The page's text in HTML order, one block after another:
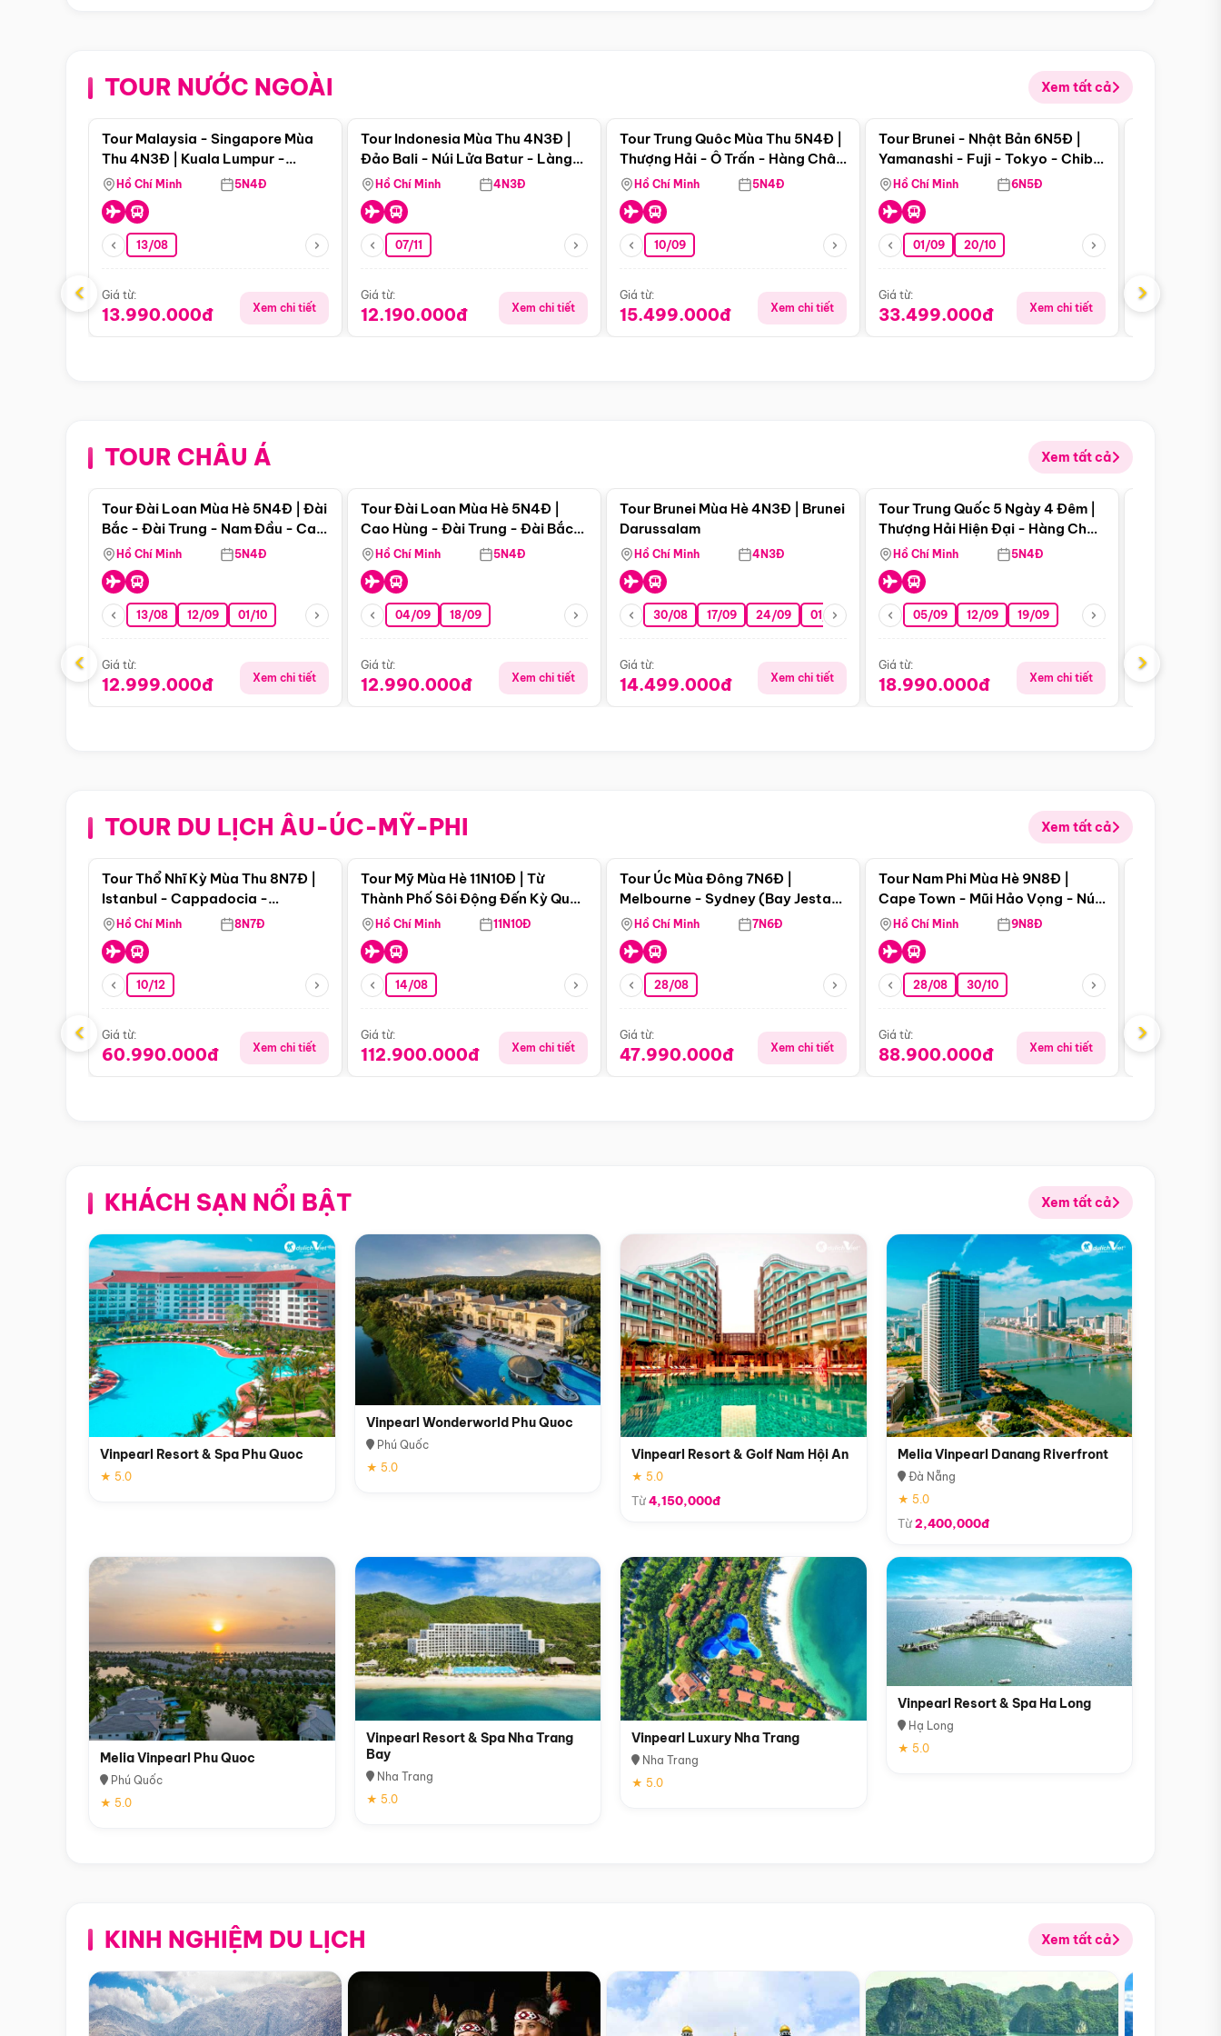
TOUR NƯỚC NGOÀI Xem tất cả
Điểm nổi bật
Tour Malaysia - Singapore Mùa
Thu 4N3Đ | Kuala Lumpur -
Malacca - Johor Baru -
Singapore
Hồ Chí Minh 5N4Đ
13/08
Giá từ:
13.990.000đ Xem chi tiết
Tour Indonesia Mùa Thu 4N3Đ |
Đảo Bali - Núi Lửa Batur - Làng
Penglipuran
Hồ Chí Minh 4N3Đ
07/11
Giá từ:
12.190.000đ Xem chi tiết
Tour Trung Quôc Mùa Thu 5N4Đ |
Thượng Hải - Ô Trấn - Hàng Châu
(Tour Không Shopping)
Hồ Chí Minh 5N4Đ
10/09
Giá từ:
15.499.000đ Xem chi tiết
Điểm nổi bật
Tour Brunei - Nhật Bản 6N5Đ |
Yamanashi - Fuji - Tokyo - Chiba
- Freeday
Hồ Chí Minh 6N5Đ
01/09 20/10
Giá từ:
33.499.000đ Xem chi tiết
Giá từ:
‹ ›
TOUR CHÂU Á Xem tất cả
Điểm nổi bật
Tour Đài Loan Mùa Hè 5N4Đ | Đài
Bắc - Đài Trung - Nam Đầu - Cao
Hùng ( Bay Vn)
Hồ Chí Minh 5N4Đ
13/08 12/09 01/10
Giá từ:
12.999.000đ Xem chi tiết
Tour Đài Loan Mùa Hè 5N4Đ |
Cao Hùng - Đài Trung - Đài Bắc
(Bay Vj)
Hồ Chí Minh 5N4Đ
04/09 18/09
Giá từ:
12.990.000đ Xem chi tiết
Tour Brunei Mùa Hè 4N3Đ | Brunei
Darussalam
Hồ Chí Minh 4N3Đ
30/08 17/09 24/09 01/10 15/10 29/10
Giá từ:
14.499.000đ Xem chi tiết
Điểm nổi bật
Tour Trung Quốc 5 Ngày 4 Đêm |
Thượng Hải Hiện Đại - Hàng Châu
Nên Thơ - Ô Trấn Cổ Kính
Hồ Chí Minh 5N4Đ
05/09 12/09 19/09
Giá từ:
18.990.000đ Xem chi tiết
Giá từ:
‹ ›
TOUR DU LỊCH ÂU-ÚC-MỸ-PHI Xem tất cả
Điểm nổi bật
Tour Thổ Nhĩ Kỳ Mùa Thu 8N7Đ |
Istanbul - Cappadocia -
Pamukkale
Hồ Chí Minh 8N7Đ
10/12
Giá từ:
60.990.000đ Xem chi tiết
Tour Mỹ Mùa Hè 11N10Đ | Từ
Thành Phố Sôi Động Đến Kỳ Quan
Thiên Nhiên Mỹ
Hồ Chí Minh 11N10Đ
14/08
Giá từ:
112.900.000đ Xem chi tiết
Tour Úc Mùa Đông 7N6Đ |
Melbourne - Sydney (Bay Jestar
Airways)
Hồ Chí Minh 7N6Đ
28/08
Giá từ:
47.990.000đ Xem chi tiết
Điểm nổi bật
Tour Nam Phi Mùa Hè 9N8Đ |
Cape Town - Mũi Hảo Vọng - Núi
Bàn - Johannesburg - Pretoria -
Safari - Lodge
Hồ Chí Minh 9N8Đ
28/08 30/10
Giá từ:
88.900.000đ Xem chi tiết
Giá từ:
‹ ›
KHÁCH SẠN NỔI BẬT Xem tất cả
Vinpearl Resort & Spa Phu Quoc
★ 5.0
Vinpearl Wonderworld Phu Quoc
Phú Quốc
★ 5.0
Vinpearl Resort & Golf Nam Hội An
★ 5.0
Từ4,150,000đ
Melia Vinpearl Danang Riverfront
Đà Nẵng
★ 5.0
Từ2,400,000đ
Melia Vinpearl Phu Quoc
Phú Quốc
★ 5.0
Vinpearl Resort & Spa Nha Trang
Bay
Nha Trang
★ 5.0
Vinpearl Luxury Nha Trang
Nha Trang
★ 5.0
Vinpearl Resort & Spa Ha Long
Hạ Long
★ 5.0
KINH NGHIỆM DU LỊCH Xem tất cả